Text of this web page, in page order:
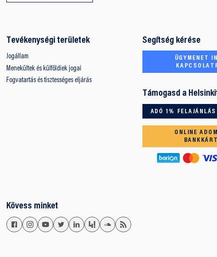
Tevékenységi területek
Jogállam
Menekültek és külföldiek jogai
Fogvatartás és tisztességes eljárás
Segítség kérése
ÜGYMENET
Támogasd a
ADÓ 1% FELAJÁNLÁS
ONLINE
Kövess minket